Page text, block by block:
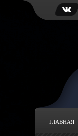
ГЛАВНАЯ